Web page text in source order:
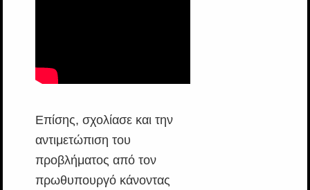
Επίσης, σχολίασε και την
αντιμετώπιση του
προβλήματος από τον
πρωθυπουργό κάνοντας